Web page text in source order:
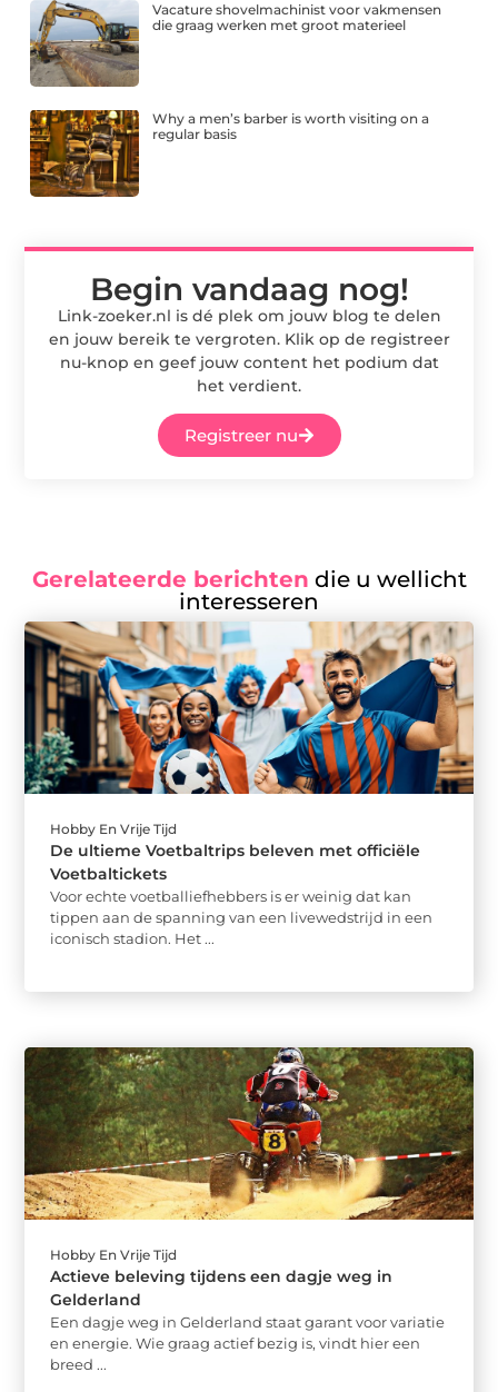
Vacature shovelmachinist voor vakmensen
die graag werken met groot materieel
Why a men’s barber is worth visiting on a
regular basis
Begin vandaag nog!
Link-zoeker.nl is dé plek om jouw blog te delen
en jouw bereik te vergroten. Klik op de registreer
nu-knop en geef jouw content het podium dat
het verdient.
Registreer nu
Gerelateerde berichten die u wellicht
interesseren
Hobby En Vrije Tijd
De ultieme Voetbaltrips beleven met officiële
Voetbaltickets
Voor echte voetballiefhebbers is er weinig dat kan
tippen aan de spanning van een livewedstrijd in een
iconisch stadion. Het ...
Hobby En Vrije Tijd
Actieve beleving tijdens een dagje weg in
Gelderland
Een dagje weg in Gelderland staat garant voor variatie
en energie. Wie graag actief bezig is, vindt hier een
breed ...